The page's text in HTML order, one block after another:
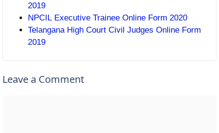
2019
NPCIL Executive Trainee Online Form 2020
Telangana High Court Civil Judges Online Form
2019
Leave a Comment